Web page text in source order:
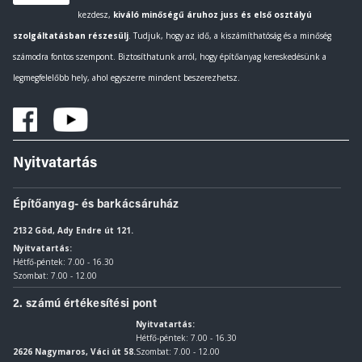
kezdesz, kiváló minőségű áruhoz juss és első osztályú
szolgáltatásban részesülj. Tudjuk, hogy az idő, a kiszámíthatóság és a minőség
számodra fontos szempont. Biztosíthatunk arról, hogy építőanyag kereskedésünk a
legmegfelelőbb hely, ahol egyszerre mindent beszerezhetsz.
Nyitvatartás
Építőanyag- és barkácsáruház
2132 Göd, Ady Endre út 121.
Nyitvatartás:
Hétfő-péntek: 7.00 - 16.30
Szombat: 7.00 - 12.00
2. számú értékesítési pont
2626 Nagymaros, Váci út 58.
Nyitvatartás:
Hétfő-péntek: 7.00 - 16.30
Szombat: 7.00 - 12.00